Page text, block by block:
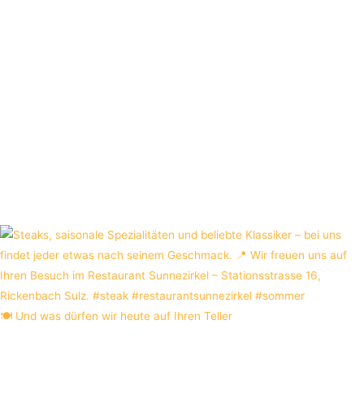
🍽️ Und was dürfen wir heute auf Ihren Teller